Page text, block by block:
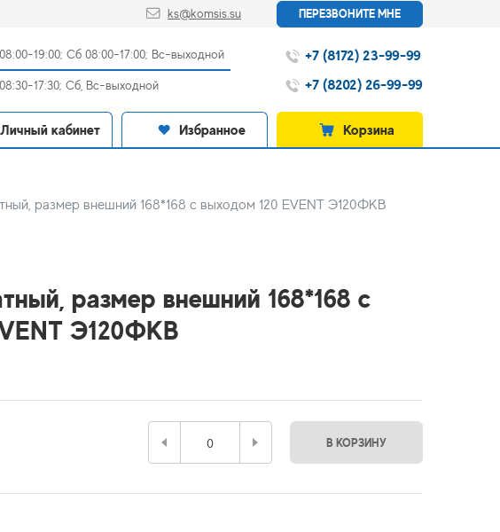
ks@komsis.su ПЕРЕЗВОНИТЕ МНЕ
19:00; Сб 08:00-17:00; Вс-выходной
17:30; Сб, Вс-выходной
+7 (8172) 23-99-99
+7 (8202) 26-99-99
Личный кабинет Избранное Корзина
размер внешний 168*168 с выходом 120 EVENT Э120ФКВ
размер внешний 168*168 с
Э120ФКВ
В КОРЗИНУ